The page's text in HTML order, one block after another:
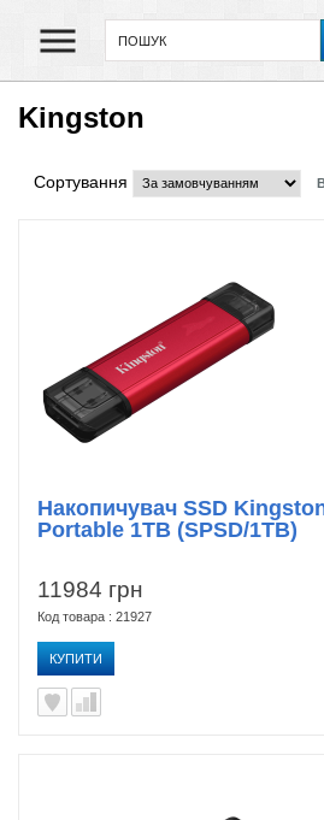
Kingston
Сортування
11984 грн
Код товара : 21927
КУПИТИ
Накопичувач SSD
Portable 1TB (SPSD/1TB)